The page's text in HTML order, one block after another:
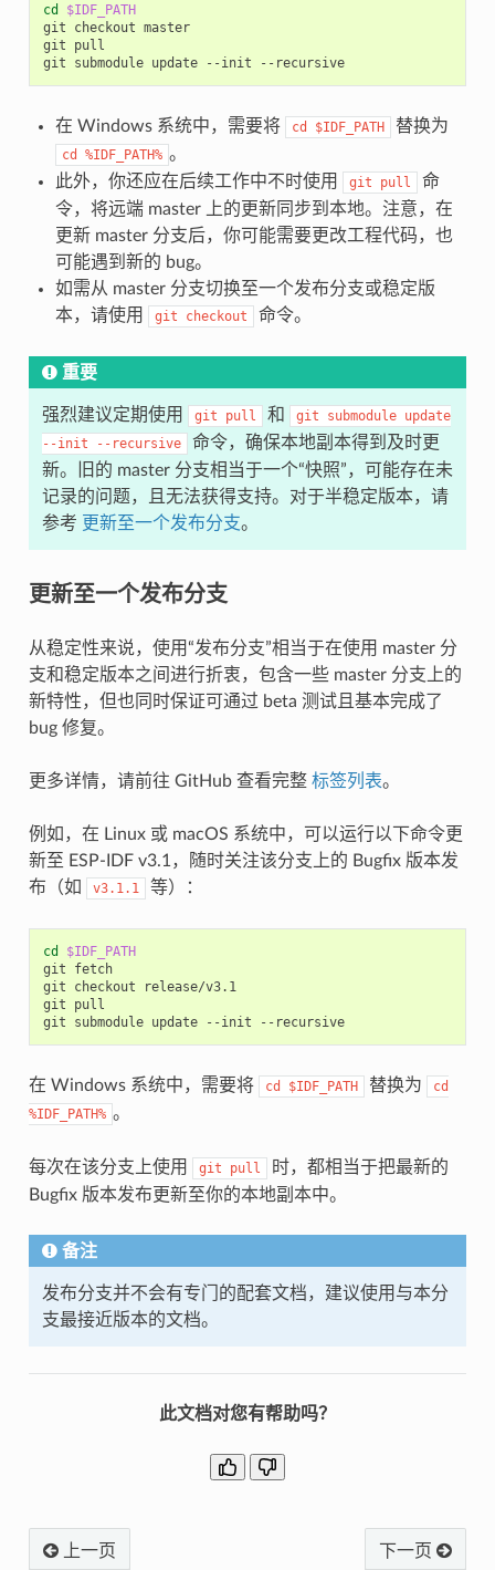
cd
$IDF_PATH
git
checkout master
git
pull
git
submodule update --init --recursive
在 Windows 系统中，需要将 cd $IDF_PATH 替换为
cd %IDF_PATH% 。
此外，你还应在后续工作中不时使用
git pull
命
令，将远端 master 上的更新同步到本地。注意，在
更新 master 分支后，你可能需要更改工程代码，也
可能遇到新的 bug。
如需从 master 分支切换至一个发布分支或稳定版
本，请使用
git checkout 命令。
重要
强烈建议定期使用 git pull 和 git submodule update
--init
--recursive
命令，确保本地副本得到及时更
新。旧的 master 分支相当于一个“快照”，可能存在未
记录的问题，且无法获得支持。对于半稳定版本，请
参考 更新至一个发布分支。
更新至一个发布分支
从稳定性来说，使用“发布分支”相当于在使用 master 分
支和稳定版本之间进行折衷，包含一些 master 分支上的
新特性，但也同时保证可通过 beta 测试且基本完成了
bug 修复。
更多详情，请前往 GitHub 查看完整 标签列表。
例如，在 Linux 或 macOS 系统中，可以运行以下命令更
新至 ESP-IDF v3.1，随时关注该分支上的 Bugfix 版本发
布（如
v3.1.1 等）：
cd
$IDF_PATH
git
fetch
git
checkout
release/v3.1
git
pull
git
submodule update --init --recursive
在 Windows 系统中，需要将 cd $IDF_PATH 替换为
cd
%IDF_PATH% 。
每次在该分支上使用 git pull
时，都相当于把最新的
Bugfix 版本发布更新至你的本地副本中。
备注
发布分支并不会有专门的配套文档，建议使用与本分
支最接近版本的文档。
此文档对您有帮助吗？
上一页 下一页